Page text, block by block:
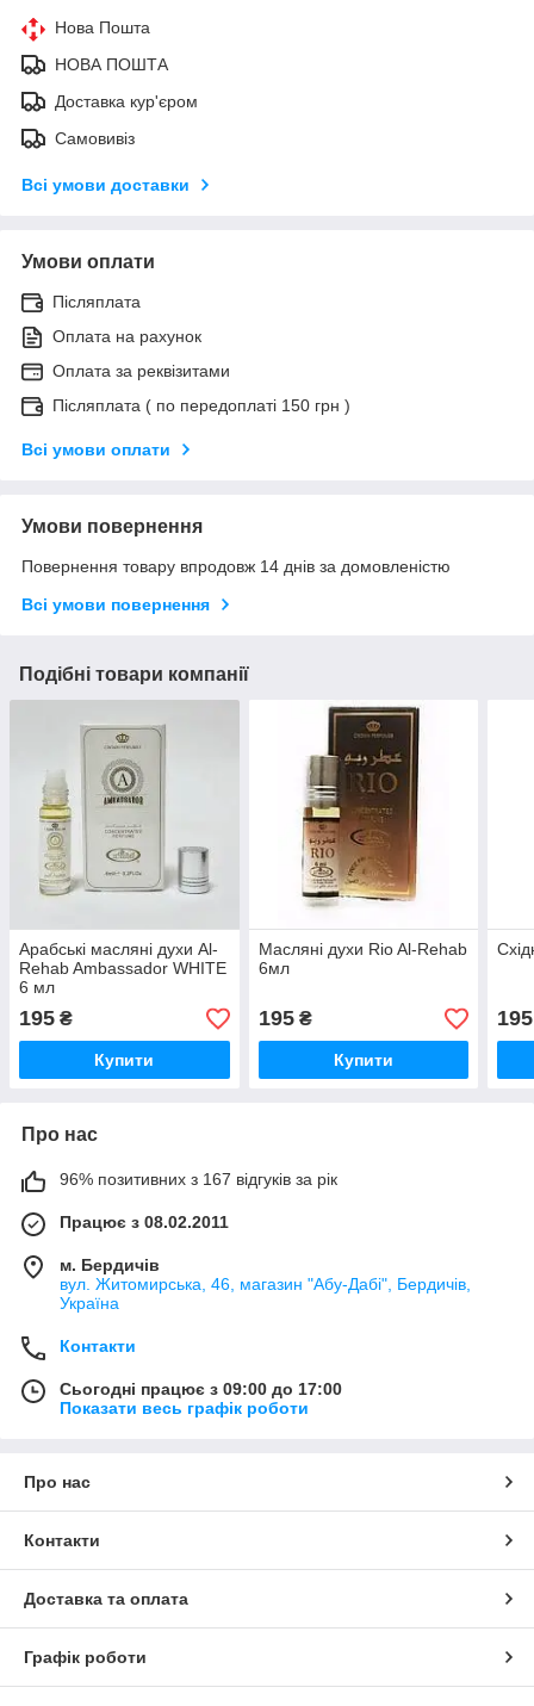
Нова Пошта
НОВА ПОШТА
Доставка кур'єром
Самовивіз
Всі умови доставки
Умови оплати
Післяплата
Оплата на рахунок
Оплата за реквізитами
Післяплата ( по передоплаті 150 грн )
Всі умови оплати
Умови повернення
Повернення товару впродовж 14 днів за домовленістю
Всі умови повернення
Подібні товари компанії
Арабські масляні духи Al-
Rehab Ambassador WHITE
6 мл
195 ₴
Купити
Масляні духи Rio Al-Rehab
6мл
195₴
Купити
195
Про нас
96% позитивних з 167 відгуків за рік
Працює з 08.02.2011
м. Бердичів
вул. Житомирська, 46, магазин "Абу-Дабі", Бердичів,
Україна
Контакти
Сьогодні працює з 09:00 до 17:00
Показати весь графік роботи
Про нас
Контакти
Доставка та оплата
Графік роботи